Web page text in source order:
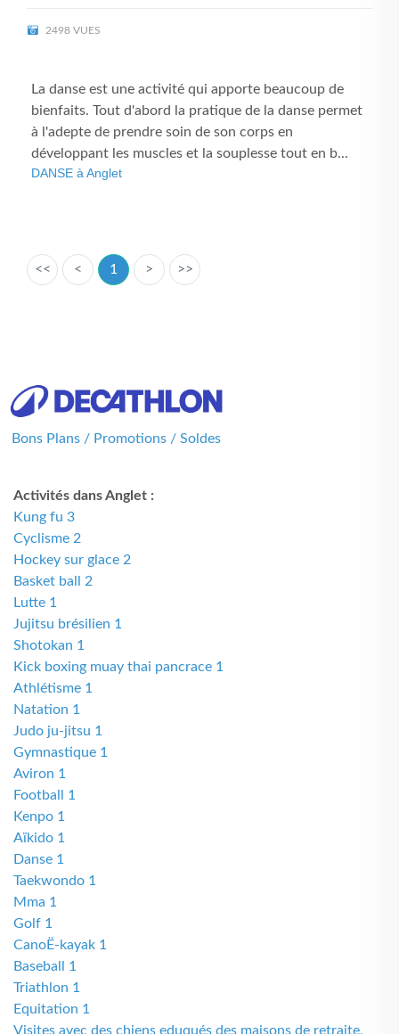
2498 VUES
La danse est une activité qui apporte beaucoup de
bienfaits. Tout d'abord la pratique de la danse permet
à l'adepte de prendre soin de son corps en
développant les muscles et la souplesse tout en b...
DANSE à Anglet
<< < 1 > >>
Bons Plans / Promotions / Soldes
Activités dans Anglet :
Kung fu 3
Cyclisme 2
Hockey sur glace 2
Basket ball 2
Lutte 1
Jujitsu brésilien 1
Shotokan 1
Kick boxing muay thai pancrace 1
Athlétisme 1
Natation 1
Judo ju-jitsu 1
Gymnastique 1
Aviron 1
Football 1
Kenpo 1
Aïkido 1
Danse 1
Taekwondo 1
Mma 1
Golf 1
CanoË-kayak 1
Baseball 1
Triathlon 1
Equitation 1
Visites avec des chiens eduqués des maisons de retraite,